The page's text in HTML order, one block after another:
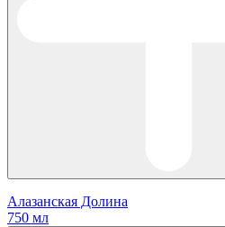
Алазанская Долина
750 мл